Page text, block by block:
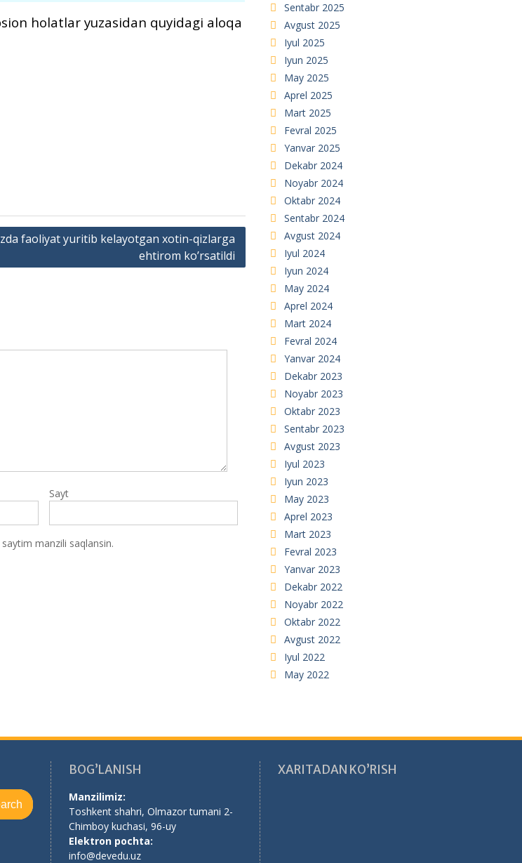
holatlar yuzasidan quyidagi aloqa
faoliyat yuritib kelayotgan xotin-qizlarga
ehtirom ko’rsatildi
Sayt
manzili saqlansin.
Sentabr 2025
Avgust 2025
Iyul 2025
Iyun 2025
May 2025
Aprel 2025
Mart 2025
Fevral 2025
Yanvar 2025
Dekabr 2024
Noyabr 2024
Oktabr 2024
Sentabr 2024
Avgust 2024
Iyul 2024
Iyun 2024
May 2024
Aprel 2024
Mart 2024
Fevral 2024
Yanvar 2024
Dekabr 2023
Noyabr 2023
Oktabr 2023
Sentabr 2023
Avgust 2023
Iyul 2023
Iyun 2023
May 2023
Aprel 2023
Mart 2023
Fevral 2023
Yanvar 2023
Dekabr 2022
Noyabr 2022
Oktabr 2022
Avgust 2022
Iyul 2022
May 2022
BOG’LANISH
Manzilimiz:
Toshkent shahri, Olmazor tumani 2-
Chimboy kuchasi, 96-uy
Elektron pochta:
info@devedu.uz
XARITADAN KO’RISH